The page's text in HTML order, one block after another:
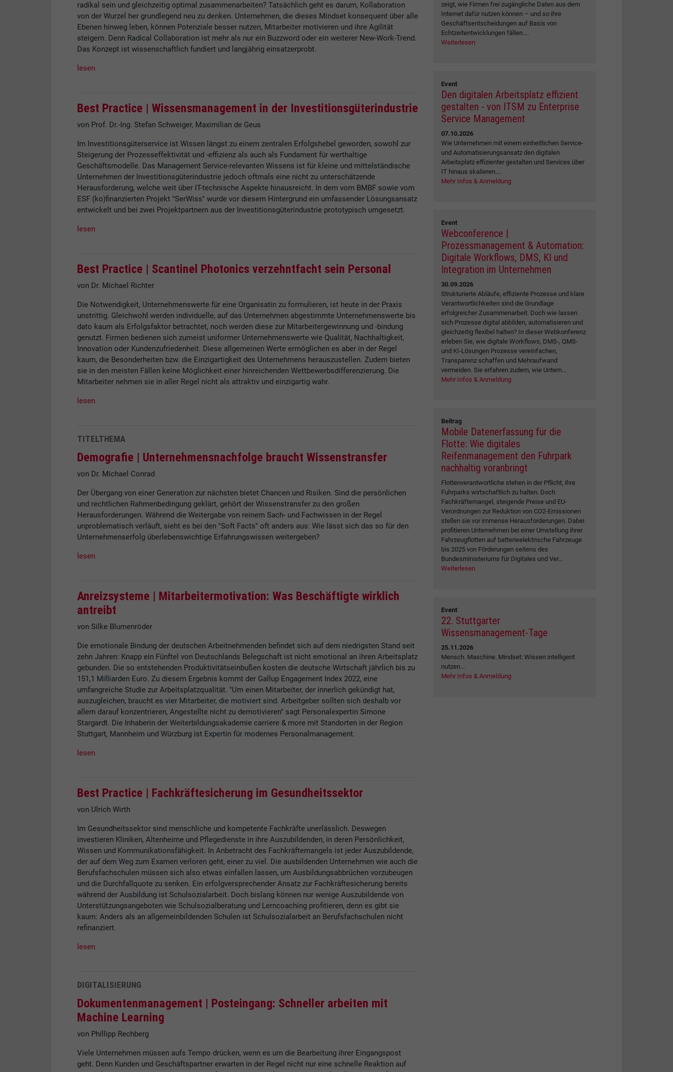
radikal sein und gleichzeitig optimal zusammenarbeiten? Tatsächlich geht es darum, Kollaboration
von der Wurzel her grundlegend neu zu denken. Unternehmen, die dieses Mindset konsequent über alle
Ebenen hinweg leben, können Potenziale besser nutzen, Mitarbeiter motivieren und ihre Agilität
steigern. Denn Radical Collaboration ist mehr als nur ein Buzzword oder ein weiterer New-Work-Trend.
Das Konzept ist wissenschaftlich fundiert und langjährig einsatzerprobt.
lesen
Best Practice | Wissensmanagement in der Investitionsgüterindustrie
von Prof. Dr.-Ing. Stefan Schweiger, Maximilian de Geus
Im Investitionsgüterservice ist Wissen längst zu einem zentralen Erfolgshebel geworden, sowohl zur
Steigerung der Prozesseffektivität und -effizienz als auch als Fundament für werthaltige
Geschäftsmodelle. Das Management Service-relevanten Wissens ist für kleine und mittelständische
Unternehmen der Investitionsgüterindustrie jedoch oftmals eine nicht zu unterschätzende
Herausforderung, welche weit über IT-technische Aspekte hinausreicht. In dem vom BMBF sowie vom
ESF (ko)finanzierten Projekt "SerWiss" wurde vor diesem Hintergrund ein umfassender Lösungsansatz
entwickelt und bei zwei Projektpartnern aus der Investitionsgüterindustrie prototypisch umgesetzt.
lesen
Best Practice | Scantinel Photonics verzehntfacht sein Personal
von Dr. Michael Richter
Die Notwendigkeit, Unternehmenswerte für eine Organisatin zu formulieren, ist heute in der Praxis
unstrittig. Gleichwohl werden individuelle, auf das Unternehmen abgestimmte Unternehmenswerte bis
dato kaum als Erfolgsfaktor betrachtet, noch werden diese zur Mitarbeitergewinnung und -bindung
genutzt. Firmen bedienen sich zumeist uniformer Unternehmenswerte wie Qualität, Nachhaltigkeit,
Innovation oder Kundenzufriedenheit. Diese allgemeinen Werte ermöglichen es aber in der Regel
kaum, die Besonderheiten bzw. die Einzigartigkeit des Unternehmens herauszustellen. Zudem bieten
sie in den meisten Fällen keine Möglichkeit einer hinreichenden Wettbewerbsdifferenzierung. Die
Mitarbeiter nehmen sie in aller Regel nicht als attraktiv und einzigartig wahr.
lesen
TITELTHEMA
Demografie | Unternehmensnachfolge braucht Wissenstransfer
von Dr. Michael Conrad
Der Übergang von einer Generation zur nächsten bietet Chancen und Risiken. Sind die persönlichen
und rechtlichen Rahmenbedingung geklärt, gehört der Wissenstransfer zu den großen
Herausforderungen. Während die Weitergabe von reinem Sach- und Fachwissen in der Regel
unproblematisch verläuft, sieht es bei den "Soft Facts" oft anders aus: Wie lässt sich das so für den
Unternehmenserfolg überlebenswichtige Erfahrungswissen weitergeben?
lesen
Anreizsysteme | Mitarbeitermotivation: Was Beschäftigte wirklich
antreibt
von Silke Blumenröder
Die emotionale Bindung der deutschen Arbeitnehmenden befindet sich auf dem niedrigsten Stand seit
zehn Jahren: Knapp ein Fünftel von Deutschlands Belegschaft ist nicht emotional an ihren Arbeitsplatz
gebunden. Die so entstehenden Produktivitätseinbußen kosten die deutsche Wirtschaft jährlich bis zu
151,1 Milliarden Euro. Zu diesem Ergebnis kommt der Gallup Engagement Index 2022, eine
umfangreiche Studie zur Arbeitsplatzqualität. "Um einen Mitarbeiter, der innerlich gekündigt hat,
auszugleichen, braucht es vier Mitarbeiter, die motiviert sind. Arbeitgeber sollten sich deshalb vor
allem darauf konzentrieren, Angestellte nicht zu demotivieren" sagt Personalexpertin Simone
Stargardt. Die Inhaberin der Weiterbildungsakademie carriere & more mit Standorten in der Region
Stuttgart, Mannheim und Würzburg ist Expertin für modernes Personalmanagement.
lesen
Best Practice | Fachkräftesicherung im Gesundheitssektor
von Ulrich Wirth
Im Gesundheitssektor sind menschliche und kompetente Fachkräfte unerlässlich. Deswegen
investieren Kliniken, Altenheime und Pflegedienste in ihre Auszubildenden, in deren Persönlichkeit,
Wissen und Kommunikationsfähigkeit. In Anbetracht des Fachkräftemangels ist jeder Auszubildende,
der auf dem Weg zum Examen verloren geht, einer zu viel. Die ausbildenden Unternehmen wie auch die
Berufsfachschulen müssen sich also etwas einfallen lassen, um Ausbildungsabbrüchen vorzubeugen
und die Durchfallquote zu senken. Ein erfolgversprechender Ansatz zur Fachkräftesicherung bereits
während der Ausbildung ist Schulsozialarbeit. Doch bislang können nur wenige Auszubildende von
Unterstützungsangeboten wie Schulsozialberatung und Lerncoaching profitieren, denn es gibt sie
kaum: Anders als an allgemeinbildenden Schulen ist Schulsozialarbeit an Berufsfachschulen nicht
refinanziert.
lesen
DIGITALISIERUNG
Dokumentenmanagement | Posteingang: Schneller arbeiten mit
Machine Learning
von Phillipp Rechberg
Viele Unternehmen müssen aufs Tempo drücken, wenn es um die Bearbeitung ihrer Eingangspost
geht. Denn Kunden und Geschäftspartner erwarten in der Regel nicht nur eine schnelle Reaktion auf
zeigt, wie Firmen frei zugängliche Daten aus dem
Internet dafür nutzen können – und so ihre
Geschäftsentscheidungen auf Basis von
Echtzeitentwicklungen fällen....
Weiterlesen
Event
Den digitalen Arbeitsplatz effizient
gestalten - von ITSM zu Enterprise
Service Management
07.10.2026
Wie Unternehmen mit einem einheitlichen Service-
und Automatisierungsansatz den digitalen
Arbeitsplatz effizienter gestalten und Services über
IT hinaus skalieren....
Mehr Infos & Anmeldung
Event
Webconference |
Prozessmanagement & Automation:
Digitale Workflows, DMS, KI und
Integration im Unternehmen
30.09.2026
Strukturierte Abläufe, effiziente Prozesse und klare
Verantwortlichkeiten sind die Grundlage
erfolgreicher Zusammenarbeit. Doch wie lassen
sich Prozesse digital abbilden, automatisieren und
gleichzeitig flexibel halten? In dieser Webkonferenz
erleben Sie, wie digitale Workflows, DMS-, QMS-
und KI-Lösungen Prozesse vereinfachen,
Transparenz schaffen und Mehraufwand
vermeiden. Sie erfahren zudem, wie Untern...
Mehr Infos & Anmeldung
Beitrag
Mobile Datenerfassung für die
Flotte: Wie digitales
Reifenmanagement den Fuhrpark
nachhaltig voranbringt
Flottenverantwortliche stehen in der Pflicht, ihre
Fuhrparks wirtschaftlich zu halten. Doch
Fachkräftemangel, steigende Preise und EU-
Verordnungen zur Reduktion von CO2-Emissionen
stellen sie vor immense Herausforderungen. Dabei
profitieren Unternehmen bei einer Umstellung ihrer
Fahrzeugflotten auf batterieelektrische Fahrzeuge
bis 2025 von Förderungen seitens des
Bundesministeriums für Digitales und Ver...
Weiterlesen
Event
22. Stuttgarter
Wissensmanagement-Tage
25.11.2026
Mensch. Maschine. Mindset: Wissen intelligent
nutzen...
Mehr Infos & Anmeldung